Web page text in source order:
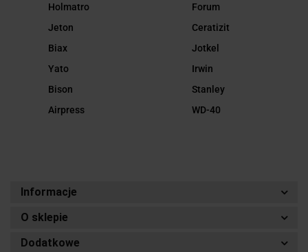
Holmatro
Jeton
Biax
Yato
Bison
Airpress
Forum
Ceratizit
Jotkel
Irwin
Stanley
WD-40
Informacje
O sklepie
Dodatkowe